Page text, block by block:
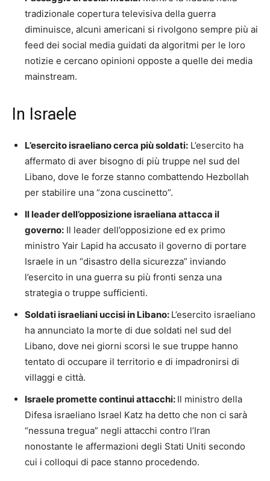
tradizionale copertura televisiva della guerra
diminuisce, alcuni americani si rivolgono sempre più ai
feed dei social media guidati da algoritmi per le loro
notizie e cercano opinioni opposte a quelle dei media
mainstream.
In Israele
L’esercito israeliano cerca più soldati: L’esercito ha
affermato di aver bisogno di più truppe nel sud del
Libano, dove le forze stanno combattendo Hezbollah
per stabilire una “zona cuscinetto”.
Il leader dell’opposizione israeliana attacca il
governo: Il leader dell’opposizione ed ex primo
ministro Yair Lapid ha accusato il governo di portare
Israele in un “disastro della sicurezza” inviando
l’esercito in una guerra su più fronti senza una
strategia o truppe sufficienti.
Soldati israeliani uccisi in Libano: L’esercito israeliano
ha annunciato la morte di due soldati nel sud del
Libano, dove nei giorni scorsi le sue truppe hanno
tentato di occupare il territorio e di impadronirsi di
villaggi e città.
Israele promette continui attacchi: Il ministro della
Difesa israeliano Israel Katz ha detto che non ci sarà
“nessuna tregua” negli attacchi contro l’Iran
nonostante le affermazioni degli Stati Uniti secondo
cui i colloqui di pace stanno procedendo.